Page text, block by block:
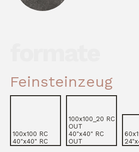
Distributor Architekt
Feinsteinzeug
100x100 RC
40"x40" RC
100x100_20 RC
OUT
40"x40" RC
OUT
Herunterladen
Particular Besondere/
Herunterladen
Particular Besondere/